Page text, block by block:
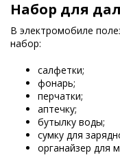
Набор для
В электромобиле
набор:
салфетки;
фонарь;
перчатки;
аптечку;
бутылку воды;
сумку для
органайзер для